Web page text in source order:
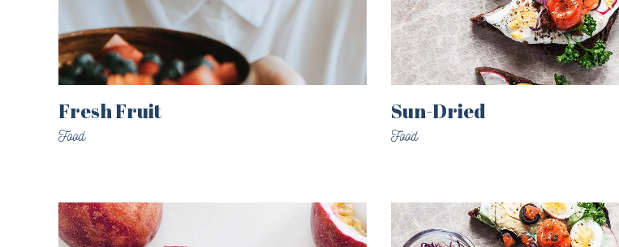
Fresh Fruit
Food
Sun-Dried
Food